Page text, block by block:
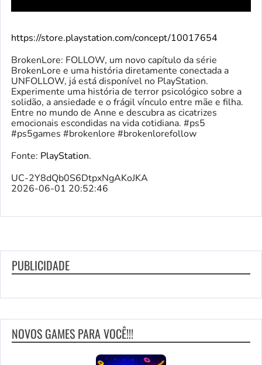
https://store.playstation.com/concept/10017654
BrokenLore: FOLLOW, um novo capítulo da série
BrokenLore e uma história diretamente conectada a
UNFOLLOW, já está disponível no PlayStation.
Experimente uma história de terror psicológico sobre a
solidão, a ansiedade e o frágil vínculo entre mãe e filha.
Entre no mundo de Anne e descubra as cicatrizes
emocionais escondidas na vida cotidiana. #ps5
#ps5games #brokenlore #brokenlorefollow
Fonte: PlayStation.
UC-2Y8dQb0S6DtpxNgAKoJKA
2026-06-01 20:52:46
PUBLICIDADE
NOVOS GAMES PARA VOCÊ!!!